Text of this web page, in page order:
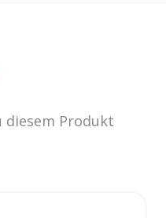
diesem Produkt